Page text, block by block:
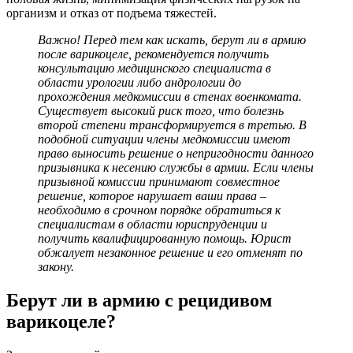
организм и отказ от подъема тяжестей.
Важно! Перед тем как искать, берут ли в армию
после варикоцеле, рекомендуется получить
консультацию медицинского специалиста в
области урологии либо андрологии до
прохождения медкомиссии в стенах военкомата.
Существует высокий риск того, что болезнь
второй степени трансформируется в третью. В
подобной ситуации члены медкомиссии имеют
право выносить решение о непригодности данного
призывника к несению службы в армии. Если члены
призывной комиссии принимают совместное
решение, которое нарушает ваши права –
необходимо в срочном порядке обратиться к
специалистам в области юриспруденции и
получить квалифицированную помощь. Юрист
обжалует незаконное решение и его отменят по
закону.
Берут ли в армию с рецидивом
варикоцеле?